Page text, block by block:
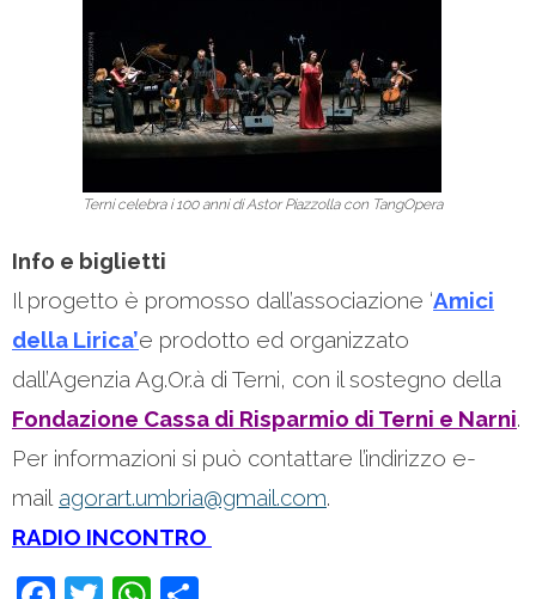
Terni celebra i 100 anni di Astor Piazzolla con TangOpera
Info e biglietti
Il progetto è promosso dall’associazione ‘Amici
della Lirica’e prodotto ed organizzato
dall’Agenzia Ag.Or.à di Terni, con il sostegno della
Fondazione Cassa di Risparmio di Terni e Narni.
Per informazioni si può contattare l’indirizzo e-
mail agorart.umbria@gmail.com.
RADIO INCONTRO